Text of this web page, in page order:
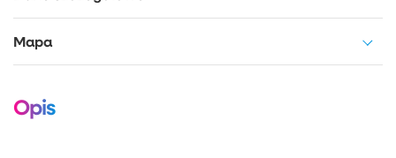
Mapa
Opis